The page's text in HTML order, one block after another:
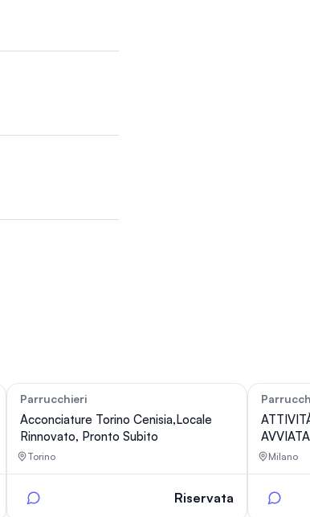
Parrucchieri
Acconciature Torino Cenisia,Locale
Rinnovato, Pronto Subito
Torino
Riservata
estetica)
Milano